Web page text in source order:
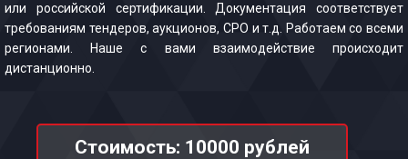
или российской сертификации. Документация соответствует
требованиям тендеров, аукционов, СРО и т.д. Работаем со всеми
регионами. Наше с вами взаимодействие происходит
дистанционно.
Стоимость: 10000 рублей